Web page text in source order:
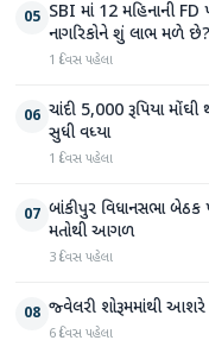
05 SBI માં 12 મહિનાની
નાગરિકોને શું લાભ મળે છે?
1 દિવસ પહેલા
06 ચાંદી 5,000 રૂપિયા
સુધી વધ્યા
1 દિવસ પહેલા
07 બાંકીપુર વિધાનસભા બેઠક
મતોથી આગળ
3 દિવસ પહેલા
08 જ્વેલરી શોરૂમમાંથી આશરે 1
6 દિવસ પહેલા